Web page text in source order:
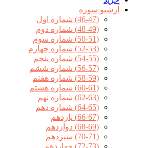
آرشیو سوره
(46-47) شماره اول
(48-49) شماره دوم
(50-51) شماره سوم
(52-53) شماره چهارم
(54-55) شماره پنجم
(56-57) شماره ششم
(58-59) شماره هفتم
(60-61) شماره هشتم
(62-63) شماره نهم
(64-65) شماره دهم
(66-67) یازدهم
(68-69) دوازدهم
(70-71) سیزدهم
(72-73) چهاردهم